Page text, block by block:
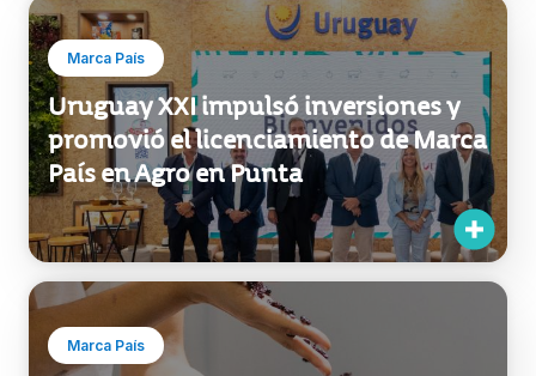
Marca País
Uruguay XXI impulsó inversiones y
promovió el licenciamiento de Marca
País en Agro en Punta
Marca País